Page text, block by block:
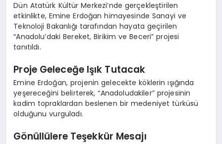
Dün Atatürk Kültür Merkezi’nde gerçekleştirilen
etkinlikte, Emine Erdoğan himayesinde Sanayi ve
Teknoloji Bakanlığı tarafından hayata geçirilen
“Anadolu’daki Bereket, Birikim ve Beceri” projesi
tanıtıldı.
Proje Geleceğe Işık Tutacak
Emine Erdoğan, projenin gelecekte köklerin ışığında
yeşereceğini belirterek, “Anadoludakiler” projesinin
kadim topraklardan beslenen bir medeniyet türküsü
olduğunu vurguladı.
Gönüllülere Teşekkür Mesajı